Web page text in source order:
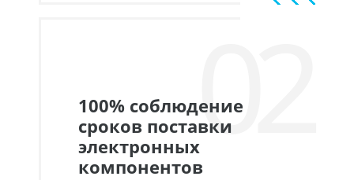
02
100% соблюдение
сроков поставки
электронных
компонентов